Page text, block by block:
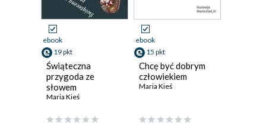
ebook
19 pkt
Świąteczna
przygoda ze
słowem
Maria Kieś
ebook
15 pkt
Chcę być dobrym
człowiekiem
Maria Kieś